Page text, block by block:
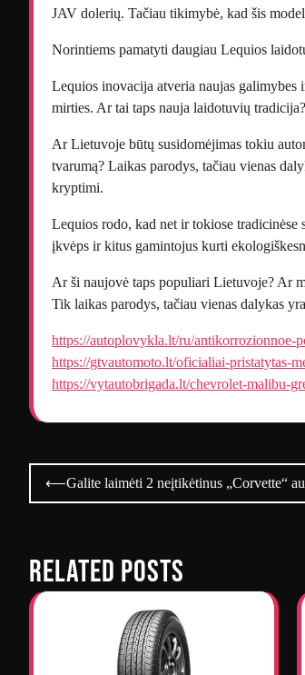
JAV dolerių. Tačiau tikimybė, kad šis
Norintiems pamatyti daugiau Lequios
Lequios inovacija atveria naujas galimybes
mirties. Ar tai taps nauja laidotuvių
Ar Lietuvoje būtų susidomėjimas tokiu
tvarumą? Laikas parodys, tačiau vienas
kryptimi.
Lequios rodo, kad net ir tokiose
įkvėps ir kitus gamintojus kurti
Ar ši naujovė taps populiari Lietuvoje? Ar
Tik laikas parodys, tačiau vienas dalykas
https://autoplovykla.lt/ru/antikorrozionnoe-
https://gtvautomoto.lt/oficialiai-pristatytas-
https://vytautobrigada.lt/chevrolet-malibu-
Navigacija
tarp
⟵Galite laimėti 2 neįtikėtinus „Corvette“
Related Posts